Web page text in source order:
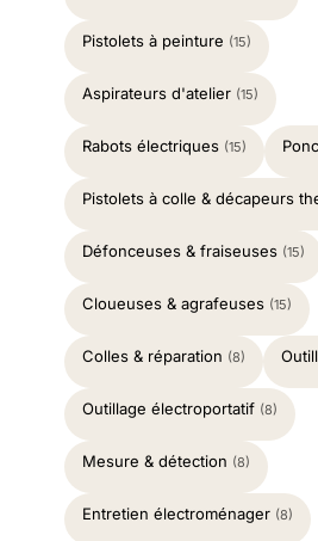
Pistolets à peinture (15)
Aspirateurs d'atelier (15)
Rabots électriques (15)
Pistolets à colle & décapeurs
Défonceuses & fraiseuses (15)
Cloueuses & agrafeuses (15)
Colles & réparation (8)
Outillage électroportatif (8)
Mesure & détection (8)
Entretien électroménager (8)